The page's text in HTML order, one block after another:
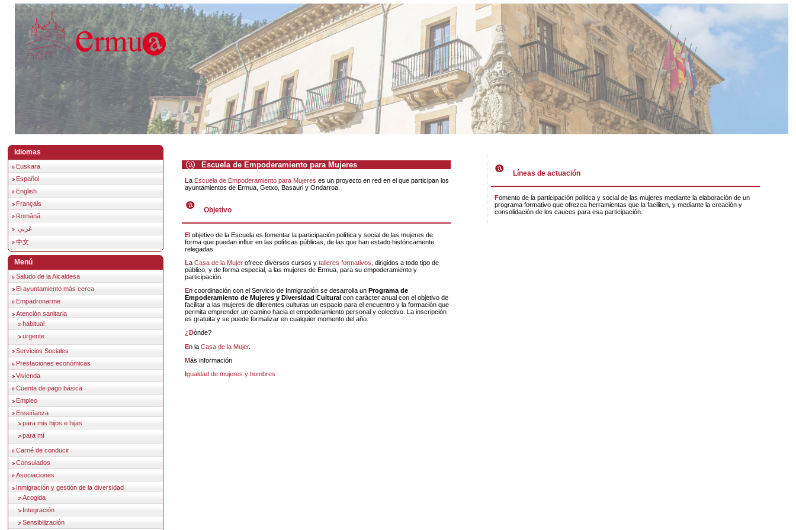
Idiomas
Euskara
Español
English
Français
Română
中文
Menú
Saludo de la Alcaldesa
El ayuntamiento más cerca
Empadronarme
Atención sanitaria
habitual
urgente
Servicios Sociales
Prestaciones económicas
Vivienda
Cuenta de pago básica
Empleo
Enseñanza
para mis hijos e hijas
para mí
Carné de conducir
Consulados
Asociaciones
Inmigración y gestión de la diversidad
Acogida
Integración
Sensibilización
Escuela de Empoderamiento para Mujeres
La Escuela de Empoderamiento para Mujeres es un proyecto en red en el que participan los
ayuntamientos de Ermua, Getxo, Basauri y Ondarroa.
Objetivo
El objetivo de la Escuela es fomentar la participación política y social de las mujeres de
forma que puedan influir en las políticas públicas, de las que han estado históricamente
relegadas.
LaCasa de la Mujer ofrece diversos cursos ytalleres formativos , dirigidos a todo tipo de
público, y de forma especial, a las mujeres de Ermua, para su empoderamiento y
participación.
En coordinación con el Servicio de Inmigración se desarrolla unPrograma de
Empoderamiento de Mujeres y Diversidad Cultural con carácter anual con el objetivo de
facilitar a las mujeres de diferentes culturas un espacio para el encuentro y la formación que
permita emprender un camino hacia el empoderamiento personal y colectivo. La inscripción
es gratuita y se puede formalizar en cualquier momento del año.
¿Dónde?
En laCasa de la Mujer.
Más información
Igualdad de mujeres y hombres
Líneas de actuación
Fomento de la participación política y social de las mujeres mediante la elaboración de un
programa formativo que ofrezca herramientas que la faciliten, y mediante la creación y
consolidación de los cauces para esa participación.